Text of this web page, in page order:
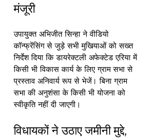
मंजूरी
उपायुक्त अभिजीत सिन्हा ने वीडियो
कॉन्फ्रेंसिंग से जुड़े सभी मुखियाओं को सख्त
निर्देश दिया कि डायरेक्टली अफेक्टेड एरिया में
किसी भी विकास कार्य के लिए ग्राम सभा से
प्रस्ताव अनिवार्य रूप से भेजें। बिना ग्राम
सभा की अनुशंसा के किसी भी योजना को
स्वीकृति नहीं दी जाएगी।
विधायकों ने उठाए जमीनी मुद्दे,